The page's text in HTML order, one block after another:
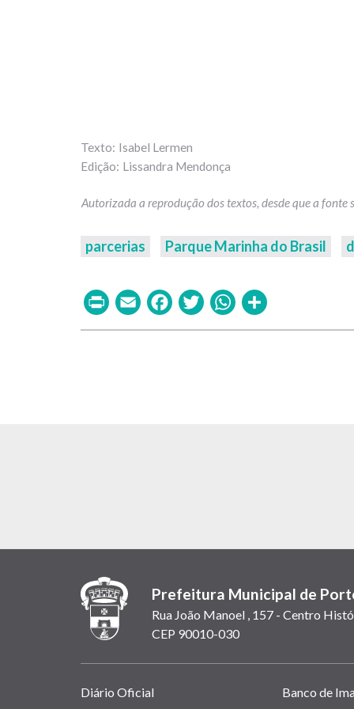
Isabel Lermen
Lissandra Mendonça
parcerias Parque Marinha do Brasil
PrintEmailFacebook
TwitterWhatsApp
Prefeitura Municipal de
Rua João Manoel , 157 - Centro
CEP 90010-030
Links
Diário Oficial Banco de